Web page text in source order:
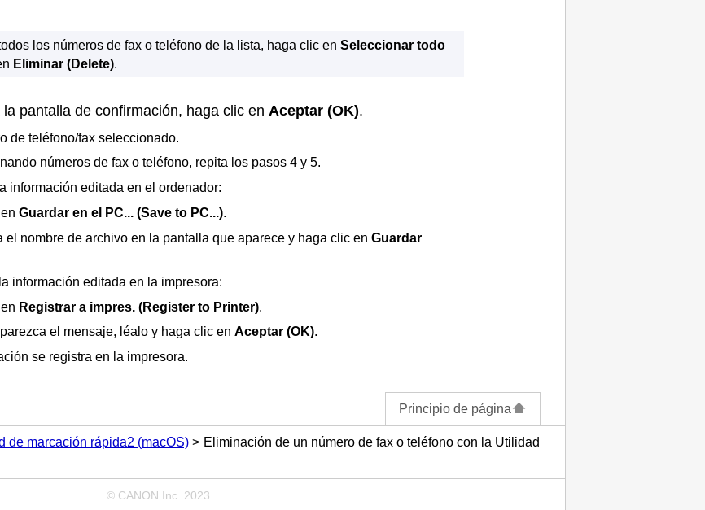
los números de fax o teléfono de la lista, haga clic enSeleccionar todo
Eliminar (Delete).
pantalla de confirmación, haga clic en Aceptar (OK).
de teléfono/fax seleccionado.
números de fax o teléfono, repita los pasos 4 y 5.
información editada en el ordenador:
Guardar en el PC... (Save to PC...).
el nombre de archivo en la pantalla que aparece y haga clic en Guardar
información editada en la impresora:
Registrar a impres. (Register to Printer).
el mensaje, léalo y haga clic en Aceptar (OK).
se registra en la impresora.
Principio de página
de marcación rápida2 (macOS)
Eliminación de un número de fax o teléfono con la Utilidad
© CANON Inc. 2023